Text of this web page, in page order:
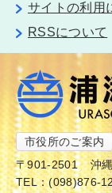
サイトの利用
RSSについて
市役所のご案内
〒901-2501
沖
TEL：(098)876-